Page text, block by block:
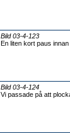
Bild 03-4-123
En liten kort paus
Bild 03-4-124
Vi passade på att